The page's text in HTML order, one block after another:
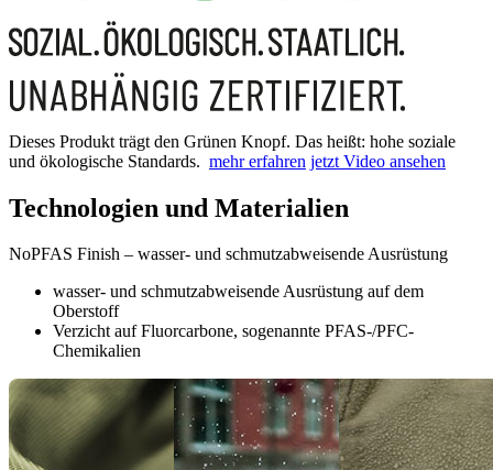
Dieses Produkt trägt den Grünen Knopf. Das heißt: hohe soziale
und ökologische Standards. mehr erfahren jetzt Video ansehen
Technologien und Materialien
NoPFAS Finish – wasser- und schmutzabweisende Ausrüstung
wasser- und schmutzabweisende Ausrüstung auf dem
Oberstoff
Verzicht auf Fluorcarbone, sogenannte PFAS-/PFC-
Chemikalien